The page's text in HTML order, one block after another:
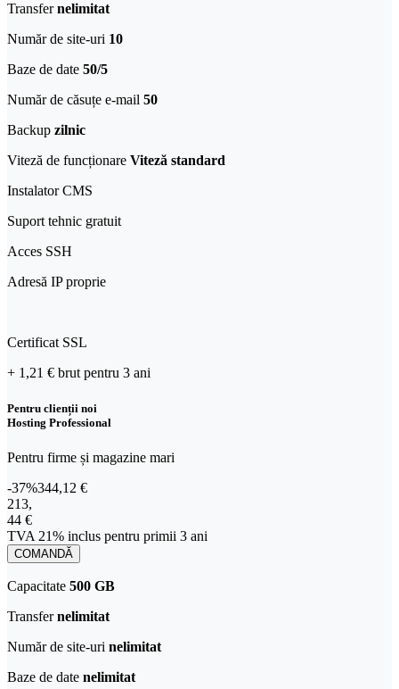
Transfernelimitat
Număr de site-uri 10
Baze de date 50/5
Număr de căsuțe e-mail 50
Backup zilnic
Viteză de funcționare Viteză standard
Instalator CMS
Suport tehnic gratuit
Acces SSH
Adresă IP proprie
Certificat SSL
+ 1,21 € brut pentru 3 ani
Pentru clienții noi
Hosting Professional
Pentru firme și magazine mari
-37%344,12 €
213,44 € TVA 21% inclus pentru primii 3 ani
213,
44 €
TVA 21% inclus pentru primii 3 ani
COMANDĂ
Capacitate 500 GB
Transfernelimitat
Număr de site-uri nelimitat
Baze de date nelimitat